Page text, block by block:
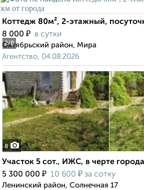
2/8
Коттедж 80м², 2-этажный,
8 000 ₽ в сутки
Октябрьский район, Мира
Агентство, 04.08.2026
8
Участок 5 сот., ИЖС, в черте города
5 300 000 ₽ 10 600 ₽ за сотку
Ленинский район, Солнечная 17